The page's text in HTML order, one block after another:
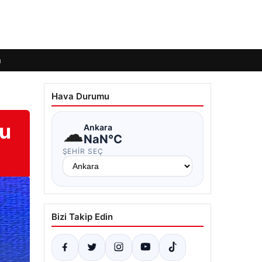
Hava Durumu
☁Ankara
NaN°C
ŞEHIR SEÇ
Bizi Takip Edin